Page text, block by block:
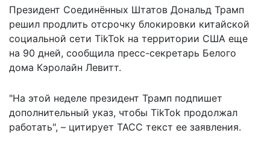
Президент Соединённых Штатов Дональд Трамп
решил продлить отсрочку блокировки китайской
социальной сети TikTok на территории США еще
на 90 дней, сообщила пресс-секретарь Белого
дома Кэролайн Левитт.
"На этой неделе президент Трамп подпишет
дополнительный указ, чтобы TikTok продолжал
работать", – цитирует ТАСС текст ее заявления.